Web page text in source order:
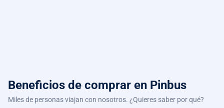
Beneficios de comprar en Pinbus
Miles de personas viajan con nosotros. ¿Quieres saber por qué?